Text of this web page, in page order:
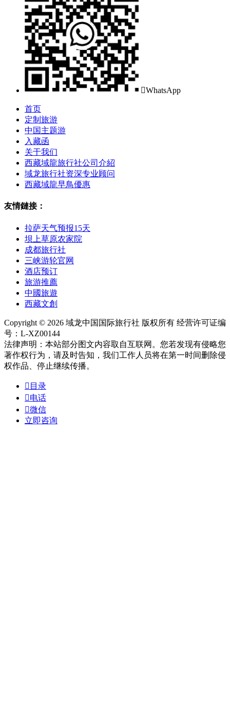
WhatsApp
首页
定制旅游
中国主题游
入藏函
关于我们
西藏域龍旅行社公司介紹
域龙旅行社资深专业顾问
西藏域龍早鳥優惠
友情鏈接：
拉萨天气预报15天
坝上草原农家院
成都旅行社
三峡游轮官网
酒店预订
旅游推薦
中國旅遊
西藏文創
Copyright © 2026 域龙中国国际旅行社 版权所有 经营许可证编
号：L-XZ00144
法律声明：本站部分图文内容取自互联网。您若发现有侵略您
著作权行为，请及时告知，我们工作人员将在第一时间删除侵
权作品、停止继续传播。
 目录
电话
微信
立即咨询